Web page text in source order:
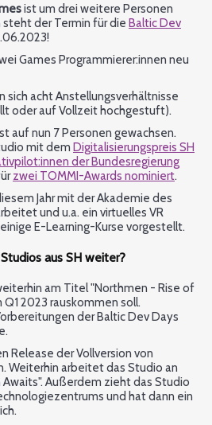
ist um drei weitere Personen
der Termin für die Baltic Dev
Games Programmierer:innen neu
sich acht Anstellungsverhältnisse
oder auf Vollzeit hochgestuft).
auf nun 7 Personen gewachsen.
mit dem Digitalisierungspreis SH
der Bundesregierung
zwei TOMMI-Awards nominiert.
Jahr mit der Akademie des
und u.a. ein virtuelles VR
E-Learning-Kurse vorgestellt.
aus SH weiter?
am Titel "Northmen - Rise of
2023 rauskommen soll.
der Baltic Dev Days
Release der Vollversion von
Weiterhin arbeitet das Studio an
Außerdem zieht das Studio
und hat dann ein